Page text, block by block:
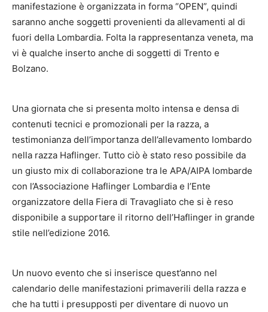
manifestazione è organizzata in forma “OPEN”, quindi
saranno anche soggetti provenienti da allevamenti al di
fuori della Lombardia. Folta la rappresentanza veneta, ma
vi è qualche inserto anche di soggetti di Trento e
Bolzano.
Una giornata che si presenta molto intensa e densa di
contenuti tecnici e promozionali per la razza, a
testimonianza dell’importanza dell’allevamento lombardo
nella razza Haflinger. Tutto ciò è stato reso possibile da
un giusto mix di collaborazione tra le APA/AIPA lombarde
con l’Associazione Haflinger Lombardia e l’Ente
organizzatore della Fiera di Travagliato che si è reso
disponibile a supportare il ritorno dell’Haflinger in grande
stile nell’edizione 2016.
Un nuovo evento che si inserisce quest’anno nel
calendario delle manifestazioni primaverili della razza e
che ha tutti i presupposti per diventare di nuovo un